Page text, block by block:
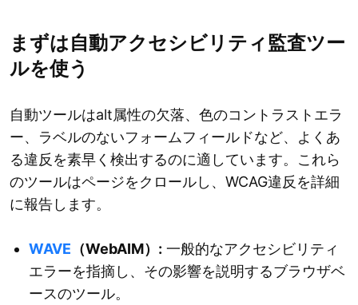
まずは自動アクセシビリティ監査ツー
ルを使う
自動ツールはalt属性の欠落、色のコントラストエラ
ー、ラベルのないフォームフィールドなど、よくあ
る違反を素早く検出するのに適しています。これら
のツールはページをクロールし、WCAG違反を詳細
に報告します。
WAVE （WebAIM）: 一般的なアクセシビリティ
エラーを指摘し、その影響を説明するブラウザベ
ースのツール。